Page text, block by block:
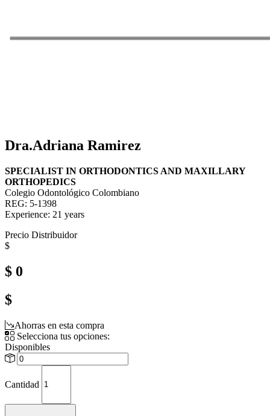
Dra.Adriana Ramirez
SPECIALIST IN ORTHODONTICS AND MAXILLARY
ORTHOPEDICS
Colegio Odontológico Colombiano
REG: 5-1398
Experience: 21 years
Precio Distribuidor
$
$ 0
$
Ahorras en esta compra
Selecciona tus opciones:
Disponibles
Cantidad